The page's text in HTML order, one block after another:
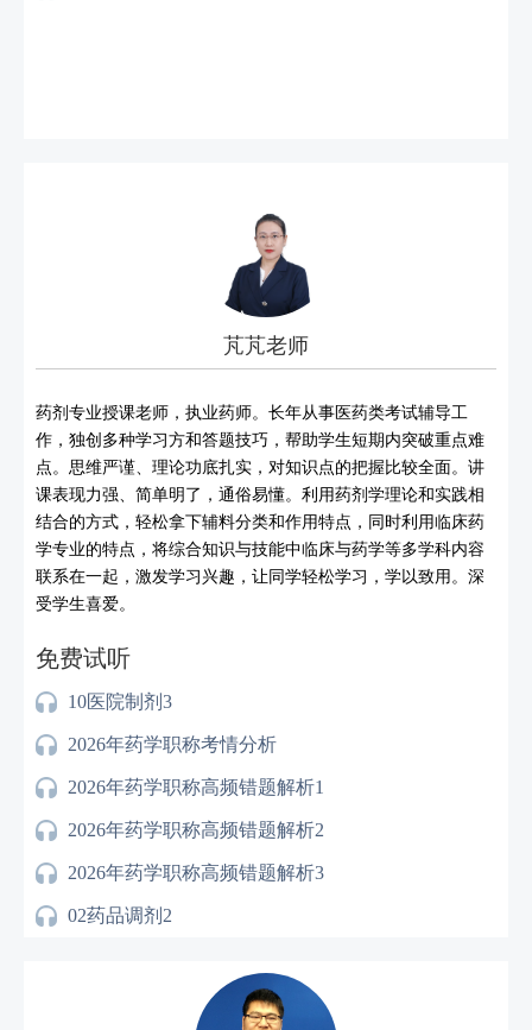
芃芃老师
药剂专业授课老师，执业药师。长年从事医药类考试辅导工
作，独创多种学习方和答题技巧，帮助学生短期内突破重点难
点。思维严谨、理论功底扎实，对知识点的把握比较全面。讲
课表现力强、简单明了，通俗易懂。利用药剂学理论和实践相
结合的方式，轻松拿下辅料分类和作用特点，同时利用临床药
学专业的特点，将综合知识与技能中临床与药学等多学科内容
联系在一起，激发学习兴趣，让同学轻松学习，学以致用。深
受学生喜爱。
免费试听
10医院制剂3
2026年药学职称考情分析
2026年药学职称高频错题解析1
2026年药学职称高频错题解析2
2026年药学职称高频错题解析3
02药品调剂2
10疾病对药物作用的影响